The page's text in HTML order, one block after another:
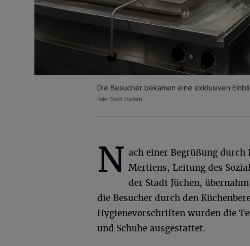
Die Besucher bekamen eine exklusiven
Foto: Stadt Jüchen
N ach einer Begrüßung durch
Mertiens, Leitung des
der Stadt Jüchen,
die Besucher durch den
Hygienevorschriften wurden die
und Schuhe ausgestattet.